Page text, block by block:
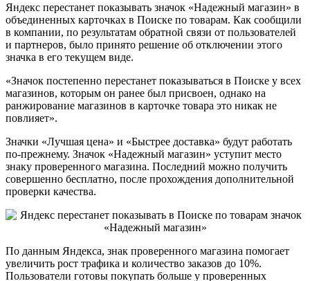
Яндекс перестанет показывать значок «Надежный магазин» в
объединенных карточках в Поиске по товарам. Как сообщили
в компании, по результатам обратной связи от пользователей
и партнеров, было принято решение об отключении этого
значка в его текущем виде.
«Значок постепенно перестанет показываться в Поиске у всех
магазинов, которым он ранее был присвоен, однако на
ранжирование магазинов в карточке товара это никак не
повлияет».
Значки «Лучшая цена» и «Быстрее доставка» будут работать
по-прежнему. Значок «Надежный магазин» уступит место
знаку проверенного магазина. Последний можно получить
совершенно бесплатно, после прохождения дополнительной
проверки качества.
По данным Яндекса, знак проверенного магазина помогает
увеличить рост трафика и количество заказов до 10%.
Пользователи готовы покупать больше у проверенных